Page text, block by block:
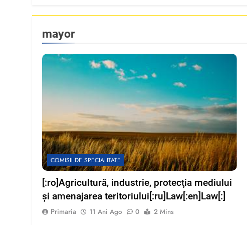
mayor
COMISII DE SPECIALITATE
[:ro]Agricultură, industrie, protecţia mediului
și amenajarea teritoriului[:ru]Law[:en]Law[:]
Primaria 11 Ani Ago 0
2 Mins